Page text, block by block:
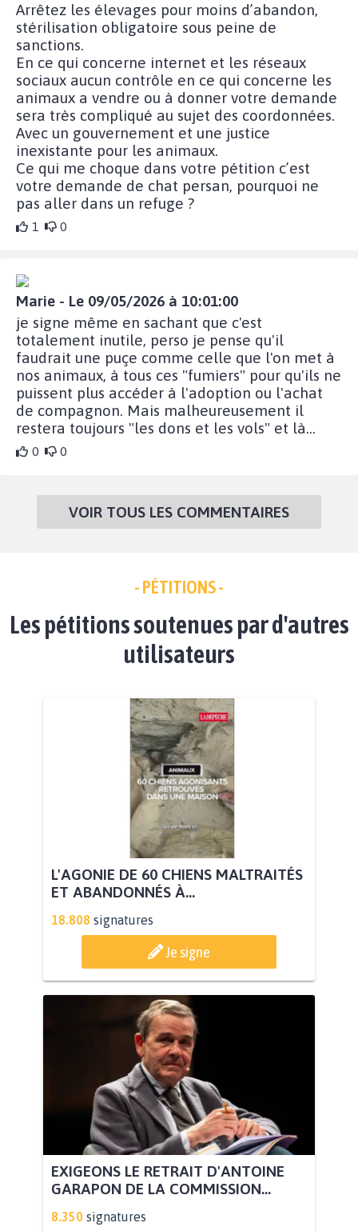
Arrêtez les élevages pour moins d’abandon,
stérilisation obligatoire sous peine de
sanctions.
En ce qui concerne internet et les réseaux
sociaux aucun contrôle en ce qui concerne les
animaux a vendre ou à donner votre demande
sera très compliqué au sujet des coordonnées.
Avec un gouvernement et une justice
inexistante pour les animaux.
Ce qui me choque dans votre pétition c’est
votre demande de chat persan, pourquoi ne
pas aller dans un refuge ?
1 0
Marie - Le 09/05/2026 à 10:01:00
je signe même en sachant que c'est
totalement inutile, perso je pense qu'il
faudrait une puçe comme celle que l'on met à
nos animaux, à tous ces "fumiers" pour qu'ils ne
puissent plus accéder à l'adoption ou l'achat
de compagnon. Mais malheureusement il
restera toujours "les dons et les vols" et là...
0 0
VOIR TOUS LES COMMENTAIRES
- PÉTITIONS -
Les pétitions soutenues par d'autres
utilisateurs
L'AGONIE DE 60 CHIENS MALTRAITÉS
ET ABANDONNÉS À...
18.808 signatures
Je signe
EXIGEONS LE RETRAIT D'ANTOINE
GARAPON DE LA COMMISSION...
8.350 signatures